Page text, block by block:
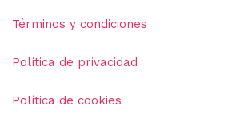
Términos y condiciones
Política de privacidad
Política de cookies